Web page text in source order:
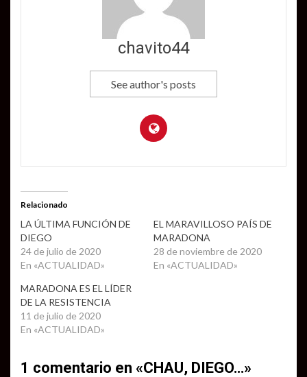
chavito44
See author's posts
Relacionado
LA ÚLTIMA FUNCIÓN DE
DIEGO
24 de julio de 2020
En «ACTUALIDAD»
EL MARAVILLOSO PAÍS DE
MARADONA
28 de noviembre de 2020
En «ACTUALIDAD»
MARADONA ES EL LÍDER
DE LA RESISTENCIA
11 de julio de 2020
En «ACTUALIDAD»
1 comentario en «CHAU, DIEGO…»